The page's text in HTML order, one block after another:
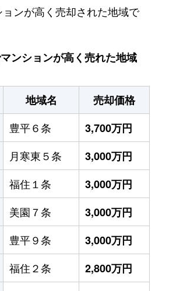
ンが高く売却された地域で
ンションが高く売れた地域
地域名
売却価格
豊平６条
3,700万円
月寒東５条
3,000万円
福住１条
3,000万円
美園７条
3,000万円
豊平９条
3,000万円
福住２条
2,800万円